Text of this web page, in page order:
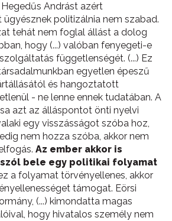
Andrást azért
politizálnia nem szabad.
tehát nem foglal állást a dolog
hogy (...) valóban fenyegeti-e
függetlenségét. (...) Ez
egyetlen épeszű
és hangoztatott
- ne lenne ennek tudatában. A
azt az álláspontot önti nyelvi
egy visszásságot szóba hoz,
nem hozza szóba, akkor nem
Az ember akkor is
bele egy politikai folyamat
a folyamat törvényellenes, akkor
támogat. Eörsi
(...) kimondatta magas
hogy hivatalos személy nem